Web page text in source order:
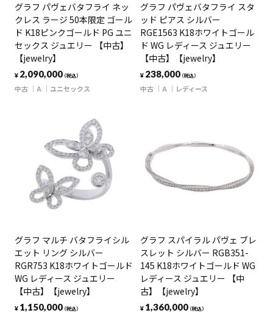
グラフ パヴェバタフライ ネッ
クレス ラージ 50本限定 ゴール
ド K18ピンクゴールド PG ユニ
セックス ジュエリー 【中古】
【jewelry】
¥ 2,090,000（税込）
中古 A ユニセックス
グラフ パヴェバタフライ スタ
ッド ピアス シルバー
RGE1563 K18ホワイトゴール
ド WG レディース ジュエリー
【中古】【jewelry】
¥ 238,000（税込）
中古 A レディース
グラフ マルチ バタフライシル
エット リング シルバー
RGR753 K18ホワイトゴールド
WG レディース ジュエリー
【中古】【jewelry】
¥ 1,150,000（税込）
グラフ スパイラル パヴェ ブレ
スレット シルバー RGB351-
145 K18ホワイトゴールド WG
レディース ジュエリー 【中
古】【jewelry】
¥ 1,360,000（税込）